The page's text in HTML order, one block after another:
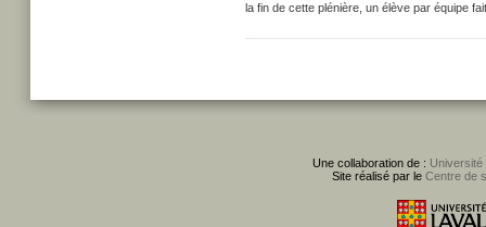
la fin de cette plénière, un élève par équipe
Une collaboration de : Université
Site réalisé par le Centre de